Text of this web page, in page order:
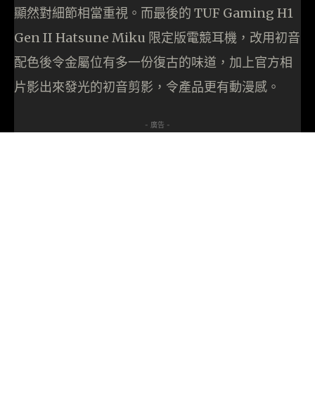
顯然對細節相當重視。而最後的 TUF Gaming H1
Gen II Hatsune Miku 限定版電競耳機，改用初音
配色後令金屬位有多一份復古的味道，加上官方相
片影出來發光的初音剪影，令產品更有動漫感。
- 廣告 -